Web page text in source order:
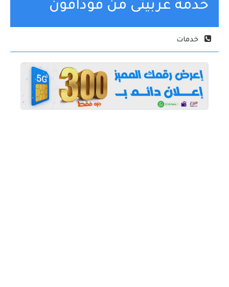
خدمة عربيتى من فودافون
خدمات